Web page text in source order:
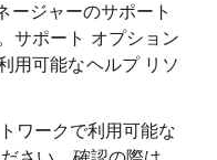
ージャーのサポート
サポート オプション
用可能なヘルプ リソ
ワークで利用可能な